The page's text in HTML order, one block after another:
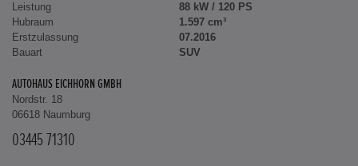
Leistung
88 kW / 120 PS
Hubraum
1.597 cm³
Erstzulassung
07.2016
Bauart
SUV
AUTOHAUS EICHHORN GMBH
Nordstr. 18
06618 Naumburg
03445 71310